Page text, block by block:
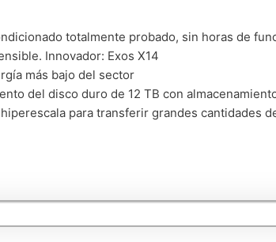
totalmente probado, sin horas de
Innovador: Exos X14
más bajo del sector
del disco duro de 12 TB con
para transferir grandes cantidades